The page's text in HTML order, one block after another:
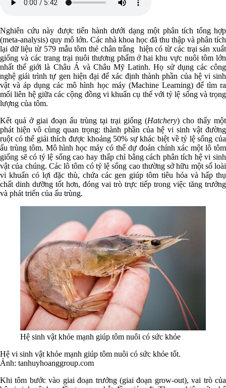
Nghiên cứu này được tiến hành dưới dạng một phân tích tổng hợp
(meta-analysis) quy mô lớn. Các nhà khoa học đã thu thập và phân tích
lại dữ liệu từ 579 mẫu tôm thẻ chân trắng hiện có từ các trại sản xuất
giống và các trang trại nuôi thương phẩm ở hai khu vực nuôi tôm lớn
nhất thế giới là Châu Á và Châu Mỹ Latinh. Họ sử dụng các công
nghệ giải trình tự gen hiện đại để xác định thành phần của hệ vi sinh
vật và áp dụng các mô hình học máy (Machine Learning) để tìm ra
mối liên hệ giữa các cộng đồng vi khuẩn cụ thể với tỷ lệ sống và trọng
lượng của tôm.
Kết quả ở giai đoạn ấu trùng tại trại giống (Hatchery) cho thấy một
phát hiện vô cùng quan trọng: thành phần của hệ vi sinh vật đường
ruột có thể giải thích được khoảng 50% sự khác biệt về tỷ lệ sống của
ấu trùng tôm. Mô hình học máy có thể dự đoán chính xác một lô tôm
giống sẽ có tỷ lệ sống cao hay thấp chỉ bằng cách phân tích hệ vi sinh
vật của chúng. Các lô tôm có tỷ lệ sống cao thường sở hữu một số loài
vi khuẩn có lợi đặc thù, chứa các gen giúp tôm tiêu hóa và hấp thụ
chất dinh dưỡng tốt hơn, đóng vai trò trực tiếp trong việc tăng trưởng
và phát triển của ấu trùng.
Hệ sinh vật khỏe mạnh giúp tôm nuôi có sức khỏe
Hệ vi sinh vật khỏe mạnh giúp tôm nuôi có sức khỏe tốt.
Ảnh: tanhuyhoanggroup.com
Khi tôm bước vào giai đoạn trưởng (giai đoạn grow-out), vai trò của